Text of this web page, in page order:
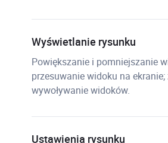
Wyświetlanie rysunku
Powiększanie i pomniejszanie
przesuwanie widoku na
wywoływanie widoków.
Ustawienia rysunku